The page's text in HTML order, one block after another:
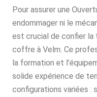
Pour assurer une
endommager ni le
est crucial de confier la
coffre à Velm. Ce
la formation et
solide expérience de
configurations variées :